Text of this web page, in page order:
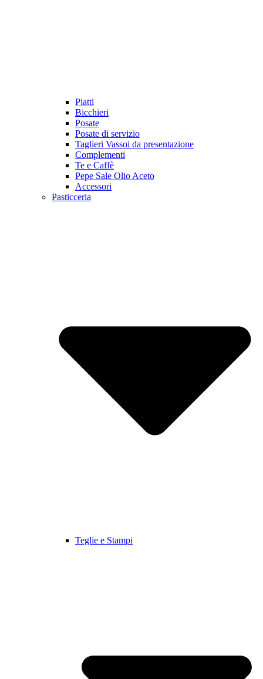
Piatti
Bicchieri
Posate
Posate di servizio
Taglieri Vassoi da presentazione
Complementi
Te e Caffè
Pepe Sale Olio Aceto
Accessori
Pasticceria
Teglie e Stampi